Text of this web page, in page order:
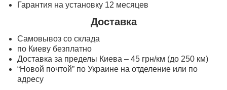
Гарантия на установку 12 месяцев
Доставка
Самовывоз со склада
по Киеву безплатно
Доставка за пределы Киева – 45 грн/км (до 250 км)
“Новой почтой” по Украине на отделение или по
адресу